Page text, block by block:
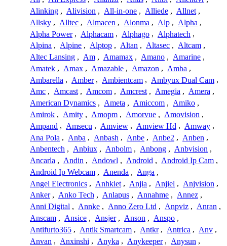
Alinking , Alivision , All-in-one , Alliede , Allnet ,
Allsky , Alltec , Almacen , Alonma , Alp , Alpha ,
Alpha Power , Alphacam , Alphago , Alphatech ,
Alpina , Alpine , Alptop , Altan , Altasec , Altcam ,
Altec Lansing , Am , Amamax , Amano , Amarine ,
Amatek , Amax , Amazable , Amazon , Amba ,
Ambarella , Amber , Ambientcam , Ambyux Dual Cam ,
Amc , Amcast , Amcom , Amcrest , Amegia , Amera ,
American Dynamics , Ameta , Amiccom , Amiko ,
Amirok , Amity , Amopm , Amorvue , Amovision ,
Ampand , Amsecu , Amview , Amview Hd , Amway ,
Ana Pola , Anba , Anbash , Anbe , Anbe2 , Anben ,
Anbentech , Anbiux , Anbolm , Anbong , Anbvision ,
Ancarla , Andin , Andowl , Android , Android Ip Cam ,
Android Ip Webcam , Anenda , Anga ,
Angel Electronics , Anhkiet , Anjia , Anjiel , Anjvision ,
Anker , Anko Tech , Anlapus , Annahme , Annez ,
Anni Digital , Annke , Anno Zero Ltd , Anpviz , Anran ,
Anscam , Ansice , Ansjer , Anson , Anspo ,
Antifurto365 , Antik Smartcam , Antkr , Antrica , Anv ,
Anvan , Anxinshi , Anyka , Anykeeper , Anysun ,